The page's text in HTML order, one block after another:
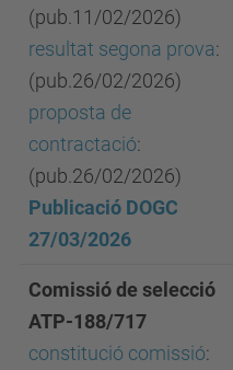
(pub.11/02/2026)
resultat segona prova:
(pub.26/02/2026)
proposta de
contractació:
(pub.26/02/2026)
Publicació DOGC
27/03/2026
Comissió de selecció
ATP-188/717
constitució comissió: